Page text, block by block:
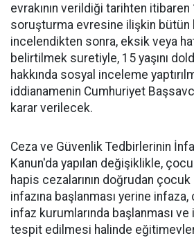
evrakının verildiği tarihten
soruşturma evresine ilişkin bütün
incelendikten sonra, eksik veya
belirtilmek suretiyle, 15 yaşını
hakkında sosyal inceleme
iddianamenin Cumhuriyet
karar verilecek.
Ceza ve Güvenlik Tedbirlerinin
Kanun'da yapılan değişiklikle,
hapis cezalarının doğrudan
infazına başlanması yerine
infaz kurumlarında başlanması
tespit edilmesi halinde